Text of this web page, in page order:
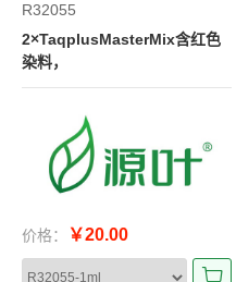
R32055
2×TaqplusMasterMix含红色
染料，
价格： ￥20.00